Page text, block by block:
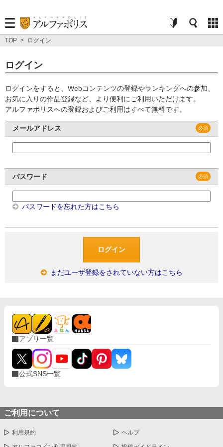
TOP > ログイン
ログイン
ログインをすると、Webコンテンツの登録やランキングへの参加、
お気に入りの作品登録など、より便利にご利用いただけます。
アルファポリスへの登録およびご利用はすべて無料です。
メールアドレス
パスワード
パスワードを忘れた方はこちら
まだユーザ登録をされていない方はこちら
アプリ一覧
公式SNS一覧
ご利用について
利用規約 ヘルプ